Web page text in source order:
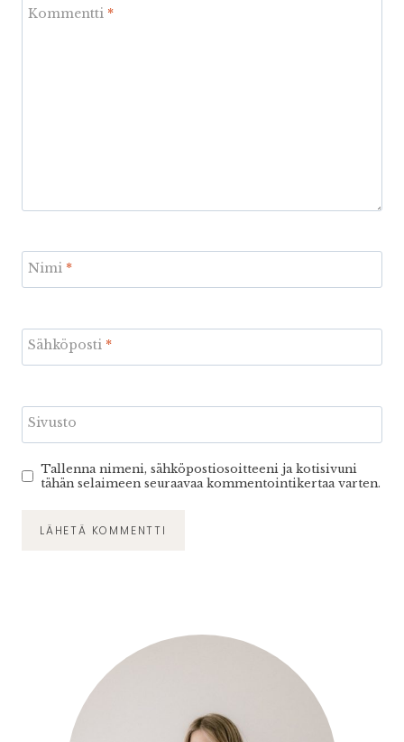
Kommentti *
Nimi *
Sähköposti *
Sivusto
Tallenna nimeni, sähköpostiosoitteeni ja kotisivuni
tähän selaimeen seuraavaa kommentointikertaa varten.